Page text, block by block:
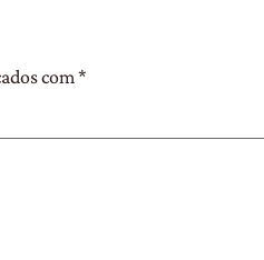
com *